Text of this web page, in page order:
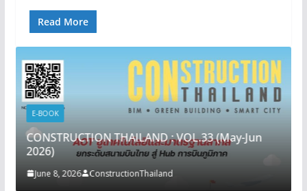
Read More
E-BOOK
CONSTRUCTION THAILAND : VOL.33 (May-Jun
2026)
June 8, 2026 ConstructionThailand